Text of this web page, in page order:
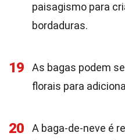
paisagismo para
bordaduras.
19
As bagas podem
florais para
20
A baga-de-neve é